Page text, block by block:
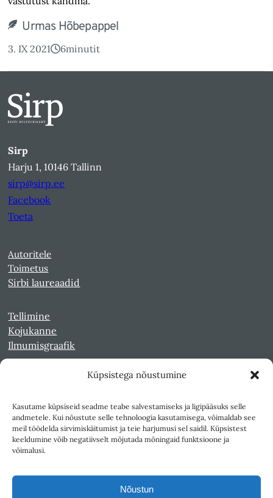
Küpsistega nõustumine
Kasutame küpsiseid seadme teabe salvestamiseks ja ligipääsuks selle
andmetele. Kui nõustute selle tehnoloogia kasutamisega, võimaldab see
meil töödelda sirvimiskäitumist ja teie harjumusi sel saidil. Küpsistest
keeldumine võib negatiivselt mõjutada mõningaid funktsioone ja
võimalusi.
Nõustun
Urmas Hõbepappel
3. IX 2021 6minutit
Sirp
Harju 1, 10146 Tallinn
sirp@sirp.ee
Facebook
Toeta
Autoritele
Toimetus
Sirbi laureaadid
Tellimine
Kojukanne
Ilmumisgraafik
Kultuurileht 1994-1997
Reede 1989-1990
Sirp ja Vasar 1940-1989